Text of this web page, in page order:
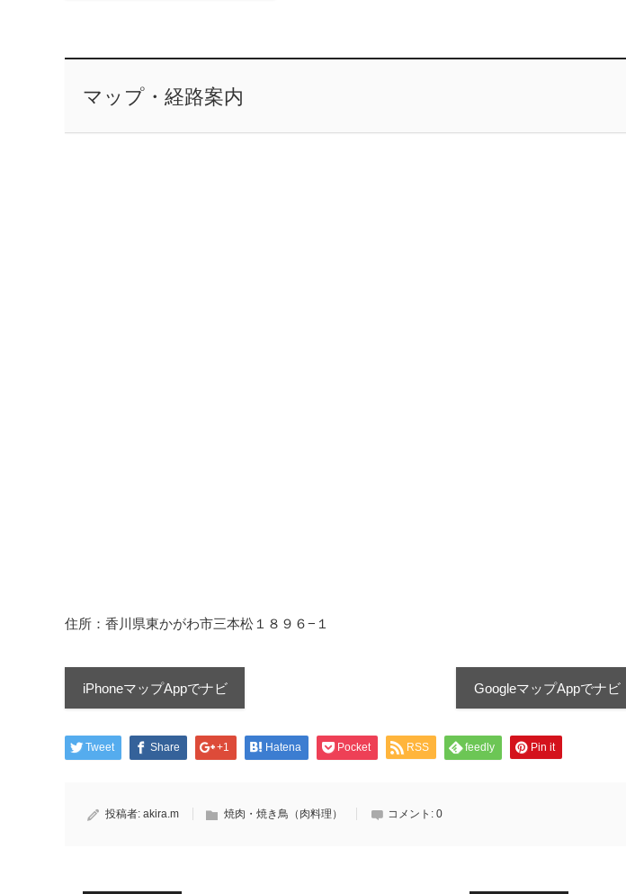
マップ・経路案内
住所：香川県東かがわ市三本松１８９６−１
iPhoneマップAppでナビ GoogleマップAppでナビ
Tweet Share +1 Hatena Pocket RSS feedly Pin it
投稿者: akira.m 焼肉・焼き鳥（肉料理） コメント: 0